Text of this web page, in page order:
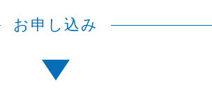
お申し込み